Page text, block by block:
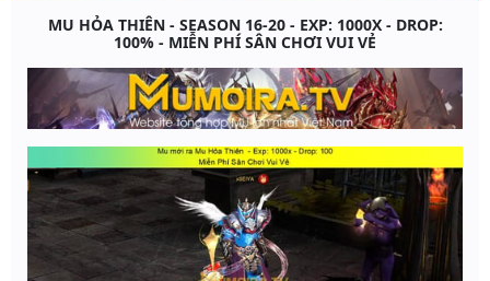
MU HỎA THIÊN - SEASON 16-20 - EXP: 1000X - DROP:
100% - MIỄN PHÍ SÂN CHƠI VUI VẺ